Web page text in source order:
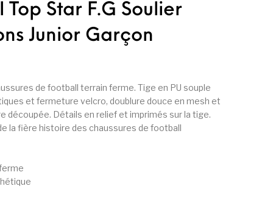
Top Star F.G Soulier
Junior Garçon
de football terrain ferme. Tige en PU souple
et fermeture velcro, doublure douce en mesh et
découpée. Détails en relief et imprimés sur la tige.
la fière histoire des chaussures de football